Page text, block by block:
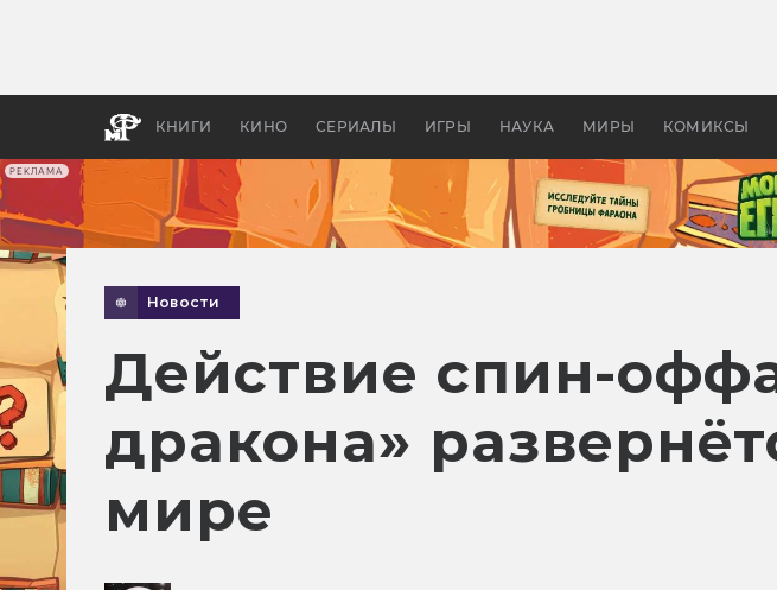
РЕКЛАМА
КНИГИ КИНО СЕРИАЛЫ ИГРЫ НАУКА МИРЫ КОМИКСЫ
бы «Властелина колец»
Новости
Действие спин-
дракона»
мире